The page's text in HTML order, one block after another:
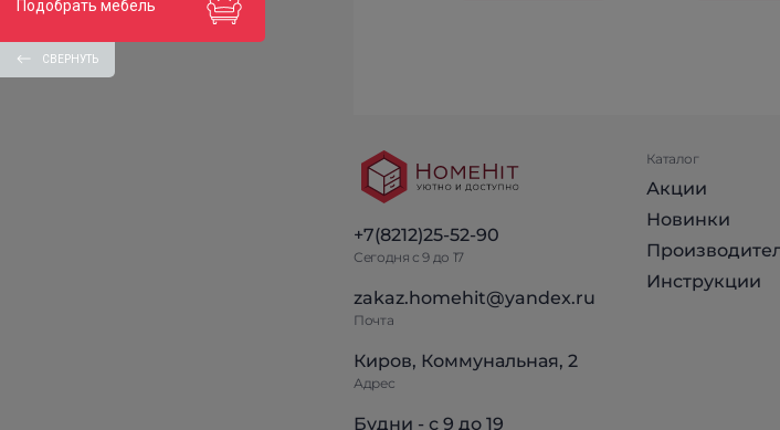
+7(8212)25-52-90
Сегодня с 9 до 17
zakaz.homehit@yandex.ru
Почта
Киров, Коммунальная, 2
Адрес
Будни - с 9 до 19
Каталог
Акции
Новинки
Инструкции
Подобрать мебель
СВЕРНУТЬ